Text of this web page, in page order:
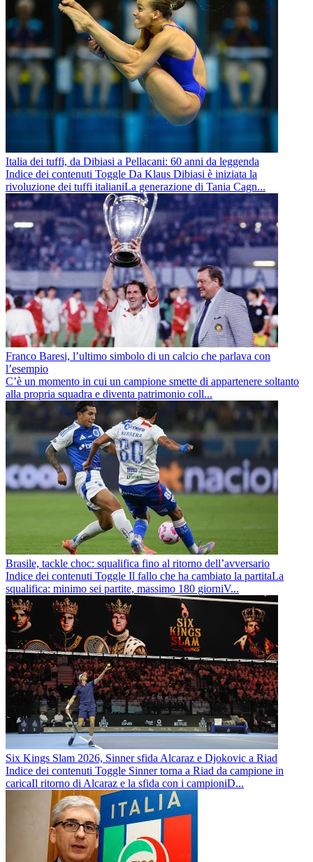
Italia dei tuffi, da Dibiasi a Pellacani: 60 anni da leggenda
Indice dei contenuti Toggle Da Klaus Dibiasi è iniziata la
rivoluzione dei tuffi italianiLa generazione di Tania Cagn...
Franco Baresi, l’ultimo simbolo di un calcio che parlava con
l’esempio
C’è un momento in cui un campione smette di appartenere soltanto
alla propria squadra e diventa patrimonio coll...
Brasile, tackle choc: squalifica fino al ritorno dell’avversario
Indice dei contenuti Toggle Il fallo che ha cambiato la partitaLa
squalifica: minimo sei partite, massimo 180 giorniV...
Six Kings Slam 2026, Sinner sfida Alcaraz e Djokovic a Riad
Indice dei contenuti Toggle Sinner torna a Riad da campione in
caricaIl ritorno di Alcaraz e la sfida con i campioniD...